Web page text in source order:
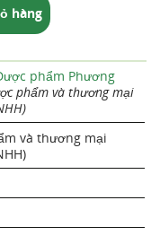
hàng
phẩm Phương
phẩm và thương mại
và thương mại